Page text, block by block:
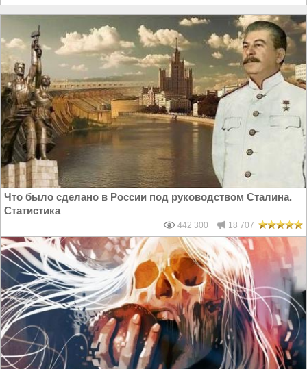
Что было сделано в России под руководством Сталина.
Статистика
442 300 18 707